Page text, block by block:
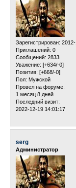
Зарегистрирован:
Приглашений: 0
Сообщений: 2833
Уважение: [+634/-0]
Позитив: [+668/-0]
Пол: Мужской
Провел на форуме:
1 месяц 8 дней
Последний визит:
2022-12-19 14:01:17
serg
Администратор